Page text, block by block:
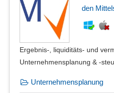
den
Ergebnis-, liquiditäts- und
Unternehmensplanung & -
Unternehmensplanung